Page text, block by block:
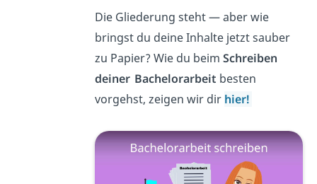
Die Gliederung steht — aber wie
bringst du deine Inhalte jetzt sauber
zu Papier? Wie du beim Schreiben
deiner Bachelorarbeit besten
vorgehst, zeigen wir dir hier!